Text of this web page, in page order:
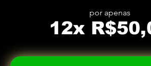
por apenas
12x